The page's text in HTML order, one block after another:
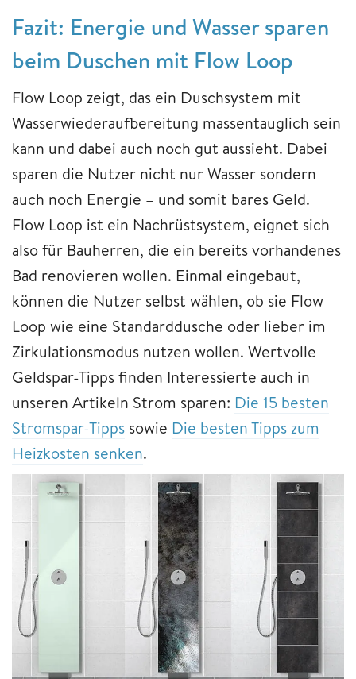
Fazit: Energie und Wasser sparen
beim Duschen mit Flow Loop
Flow Loop zeigt, das ein Duschsystem mit
Wasserwiederaufbereitung massentauglich sein
kann und dabei auch noch gut aussieht. Dabei
sparen die Nutzer nicht nur Wasser sondern
auch noch Energie – und somit bares Geld.
Flow Loop ist ein Nachrüstsystem, eignet sich
also für Bauherren, die ein bereits vorhandenes
Bad renovieren wollen. Einmal eingebaut,
können die Nutzer selbst wählen, ob sie Flow
Loop wie eine Standarddusche oder lieber im
Zirkulationsmodus nutzen wollen. Wertvolle
Geldspar-Tipps finden Interessierte auch in
unseren Artikeln Strom sparen: Die 15 besten
Stromspar-Tipps sowie Die besten Tipps zum
Heizkosten senken.